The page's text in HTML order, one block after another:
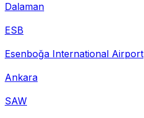
Dalaman
ESB
Esenboğa International Airport
Ankara
SAW